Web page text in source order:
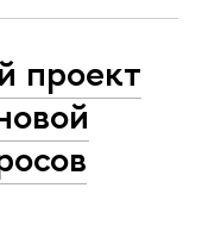
проект